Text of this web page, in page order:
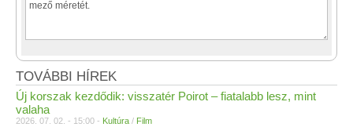
TOVÁBBI HÍREK
Új korszak kezdődik: visszatér Poirot – fiatalabb lesz, mint
valaha
2026. 07. 02. - 15:00 - Kultúra / Film